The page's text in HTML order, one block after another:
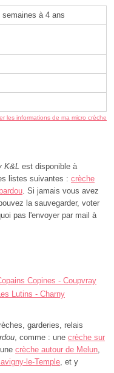
semaines à 4 ans
les informations de ma micro crèche
K&L est disponible à
listes suivantes : crèche
. Si jamais vous avez
la sauvegarder, voter
pas l'envoyer par mail à
Copines - Coupvray
Lutins - Charny
garderies, relais
, comme : une crèche sur
, une crèche autour de Melun
le-Temple , et y